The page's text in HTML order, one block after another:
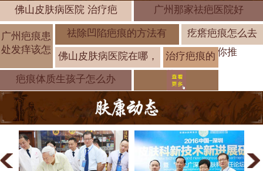
佛山皮肤病医院 治疗疤 广州那家祛疤医院好
广州疤痕患
处发痒该怎
祛除凹陷疤痕的方法有
疙瘩疤痕怎么去
为你推
佛山皮肤病医院在哪，
治疗疤痕的
药有哪一些
疤痕体质生孩子怎么办